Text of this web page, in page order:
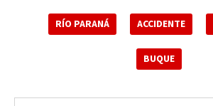
RÍO PARANÁ ACCIDENTE
BUQUE